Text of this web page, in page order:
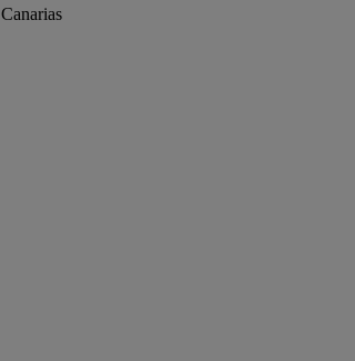
Canarias